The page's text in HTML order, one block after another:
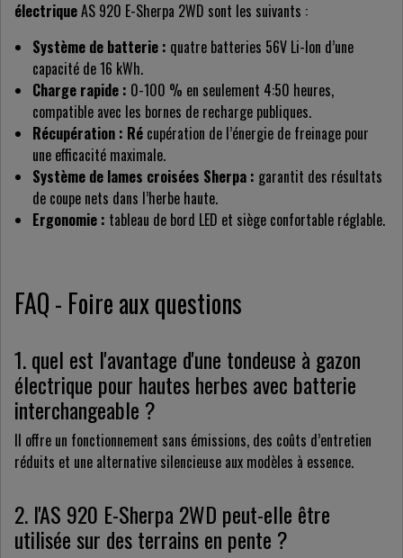
électriqueAS 920 E-Sherpa 2WD sont les suivants :
Système de batterie : quatre batteries 56V Li-Ion d’une
capacité de 16 kWh.
Charge rapide : 0-100 % en seulement 4:50 heures,
compatible avec les bornes de recharge publiques.
Récupération : Ré cupération de l’énergie de freinage pour
une efficacité maximale.
Système de lames croisées Sherpa : garantit des résultats
de coupe nets dans l’herbe haute.
Ergonomie : tableau de bord LED et siège confortable réglable.
FAQ - Foire aux questions
1. quel est l'avantage d'une tondeuse à gazon
électrique pour hautes herbes avec batterie
interchangeable ?
Il offre un fonctionnement sans émissions, des coûts d’entretien
réduits et une alternative silencieuse aux modèles à essence.
2. l'AS 920 E-Sherpa 2WD peut-elle être
utilisée sur des terrains en pente ?